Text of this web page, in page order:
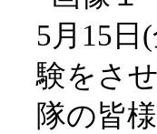
5月15日
験をさ
隊の皆